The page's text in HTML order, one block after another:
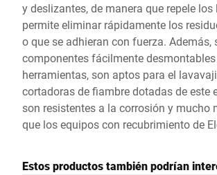
y deslizantes, de manera que repele
permite eliminar rápidamente los
o que se adhieran con fuerza. Además,
componentes fácilmente
herramientas, son aptos para el
cortadoras de fiambre dotadas de este
son resistentes a la corrosión y mucho
que los equipos con recubrimiento de
Estos productos también podrían